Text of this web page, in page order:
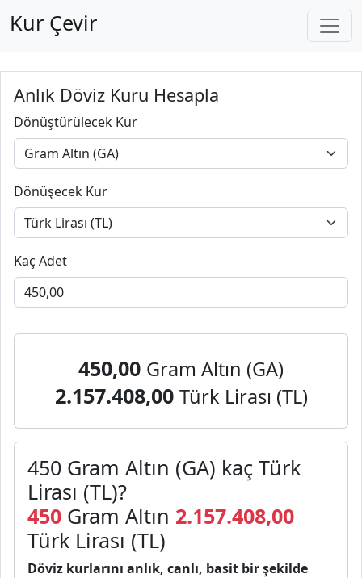
Kur Çevir
Anlık Döviz Kuru Hesapla
Dönüştürülecek Kur
Dönüşecek Kur
Kaç Adet
450,00 Gram Altın (GA)
2.157.408,00 Türk Lirası (TL)
450 Gram Altın (GA) kaç Türk
Lirası (TL)?
450 Gram Altın 2.157.408,00
Türk Lirası (TL)
Döviz kurlarını anlık, canlı, basit bir şekilde